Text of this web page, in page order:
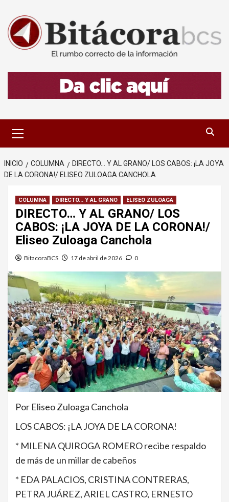
contenido
primario
INICIO COLUMNA
DIRECTO… Y AL GRANO/ LOS CABOS: ¡LA JOYA
DE LA CORONA!/ ELISEO ZULOAGA CANCHOLA
COLUMNA DIRECTO... Y AL GRANO ELISEO ZULOAGA
DIRECTO… Y AL GRANO/ LOS
CABOS: ¡LA JOYA DE LA CORONA!/
Eliseo Zuloaga Canchola
BitacoraBCS 17 de abril de 2026 0
Por Eliseo Zuloaga Canchola
LOS CABOS: ¡LA JOYA DE LA CORONA!
* MILENA QUIROGA ROMERO recibe respaldo
de más de un millar de cabeños
* EDA PALACIOS, CRISTINA CONTRERAS,
PETRA JUÁREZ, ARIEL CASTRO, ERNESTO